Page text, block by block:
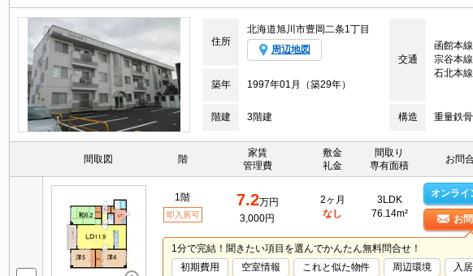
住所
北海道旭川市豊岡二条1丁目
周辺地図
交通
函館本
宗谷本
石北本
築年
1997年01月（築29年）
階建 3階建 構造 重量鉄
間取図 階
家賃
管理費
敷金
礼金
間取り
専有面積
お問
1階
即入居可
7.2万円
3,000円
2ヶ月
なし
3LDK
76.14m²
オンライ
お
1分で完結！聞きたい項目を選んでかんたん無料問合せ！
初期費用
空室情報 これと似た物件 周辺環境 入